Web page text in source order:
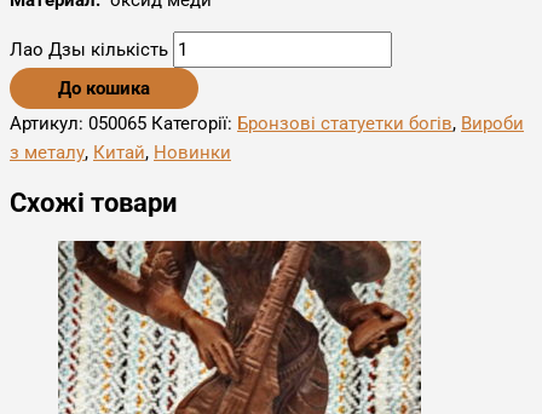
Лао Дзы кількість
До кошика
Артикул: 050065 Категорії: Бронзові статуетки богів, Вироби
з металу, Китай, Новинки
Схожі товари